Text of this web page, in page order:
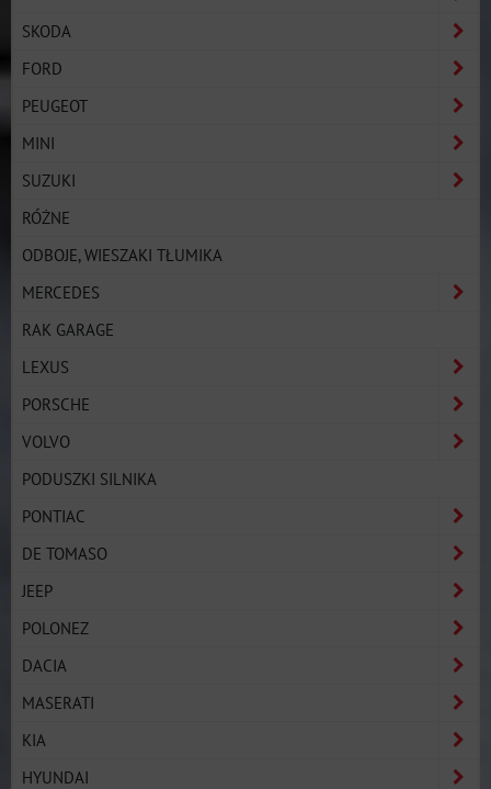
SKODA
FORD
PEUGEOT
MINI
SUZUKI
RÓŻNE
ODBOJE, WIESZAKI TŁUMIKA
MERCEDES
RAK GARAGE
LEXUS
PORSCHE
VOLVO
PODUSZKI SILNIKA
PONTIAC
DE TOMASO
JEEP
POLONEZ
DACIA
MASERATI
KIA
HYUNDAI